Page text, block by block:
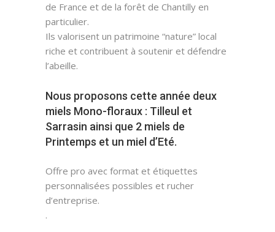
de France et de la forêt de Chantilly en
particulier.
Ils valorisent un patrimoine “nature” local
riche et contribuent à soutenir et défendre
l’abeille.
Nous proposons cette année deux
miels Mono-floraux : Tilleul et
Sarrasin ainsi que 2 miels de
Printemps et un miel d’Eté.
Offre pro avec format et étiquettes
personnalisées possibles et rucher
d’entreprise.
.